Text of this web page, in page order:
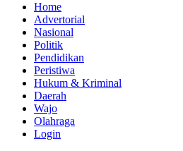
Home
Advertorial
Nasional
Politik
Pendidikan
Peristiwa
Hukum & Kriminal
Daerah
Wajo
Olahraga
Login